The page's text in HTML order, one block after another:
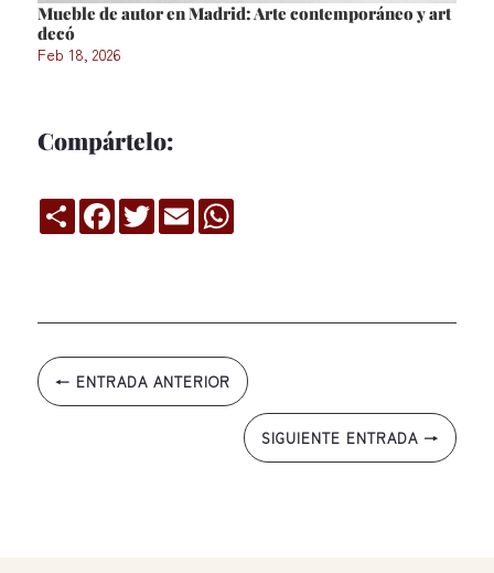
Mueble de autor en Madrid: Arte contemporáneo y art
decó
Feb 18, 2026
Compártelo:
CompartirFacebook
TwitterEmail WhatsApp
← ENTRADA ANTERIOR
SIGUIENTE ENTRADA →